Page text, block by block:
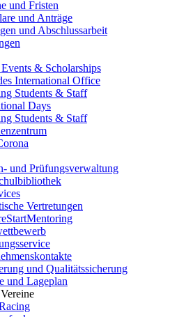
und Fristen
und Anträge
und Abschlussarbeit
& Scholarships
International Office
Students & Staff
Days
Students & Staff
und Prüfungsverwaltung
Vertretungen
und Qualitätssicherung
und Lageplan